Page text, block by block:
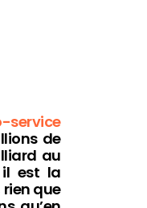
service
de
au
il est la
que